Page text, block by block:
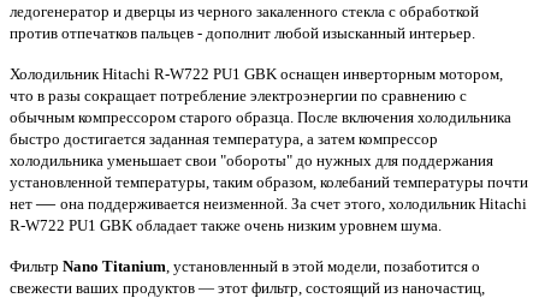
ледогенератор и дверцы из черного закаленного стекла с обработкой
против отпечатков пальцев - дополнит любой изысканный интерьер.
Холодильник Hitachi R-W722 PU1 GBK оснащен инверторным мотором,
что в разы сокращает потребление электроэнергии по сравнению с
обычным компрессором старого образца. После включения холодильника
быстро достигается заданная температура, а затем компрессор
холодильника уменьшает свои "обороты" до нужных для поддержания
установленной температуры, таким образом, колебаний температуры почти
нет — она поддерживается неизменной. За счет этого, холодильник Hitachi
R-W722 PU1 GBK обладает также очень низким уровнем шума.
Фильтр Nano Titanium , установленный в этой модели, позаботится о
свежести ваших продуктов — этот фильтр, состоящий из наночастиц,